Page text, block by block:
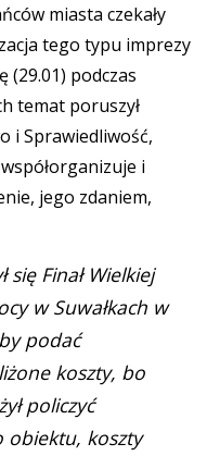
miasta czekały
tego typu imprezy
(29.01) podczas
temat poruszył
i Sprawiedliwość,
i
jego zdaniem,
Finał Wielkiej
w Suwałkach w
podać
koszty, bo
policzyć
obiektu, koszty